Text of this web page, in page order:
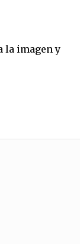
la imagen y